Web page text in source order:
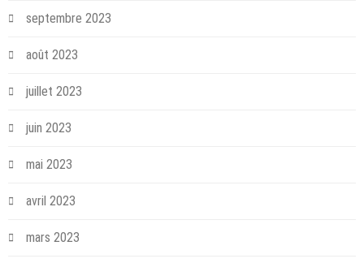
septembre 2023
août 2023
juillet 2023
juin 2023
mai 2023
avril 2023
mars 2023